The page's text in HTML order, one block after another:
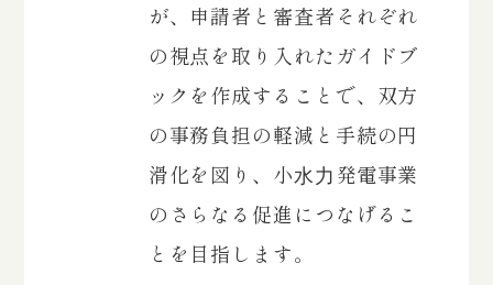
が、申請者と審査者それぞれ
の視点を取り入れたガイドブ
ックを作成することで、双方
の事務負担の軽減と手続の円
滑化を図り、小⽔⼒発電事業
のさらなる促進につなげるこ
とを目指します。